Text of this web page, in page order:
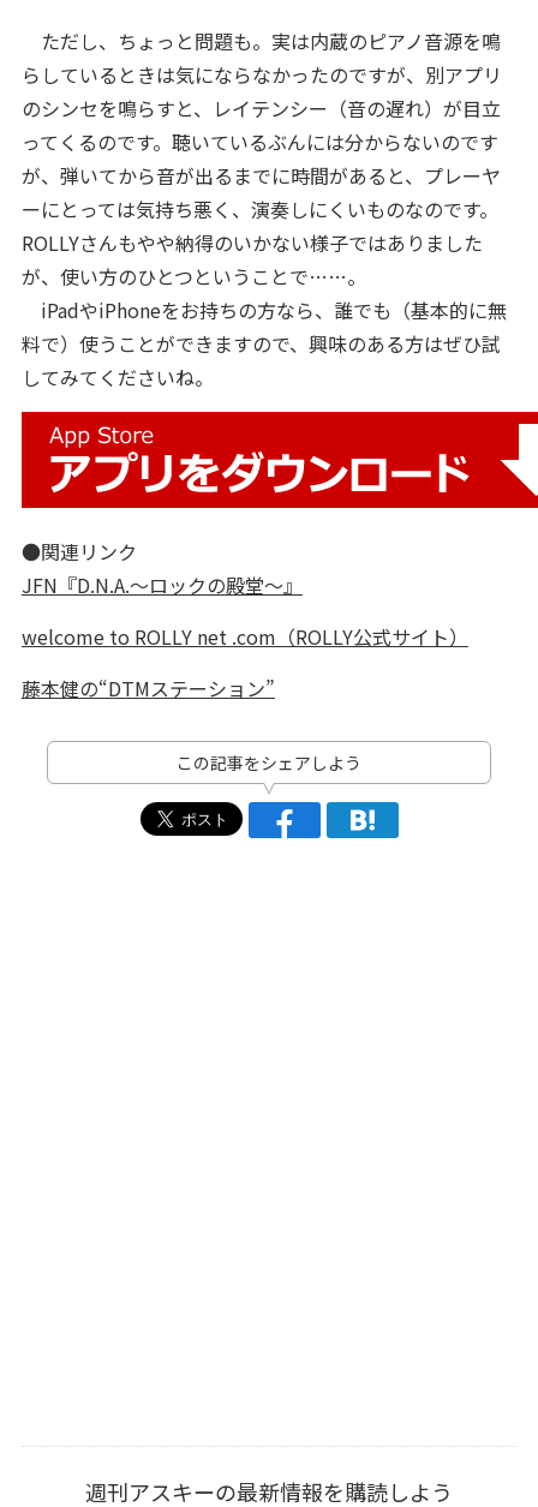
ただし、ちょっと問題も。実は内蔵のピアノ音源を鳴
らしているときは気にならなかったのですが、別アプリ
のシンセを鳴らすと、レイテンシー（音の遅れ）が目立
ってくるのです。聴いているぶんには分からないのです
が、弾いてから音が出るまでに時間があると、プレーヤ
ーにとっては気持ち悪く、演奏しにくいものなのです。
ROLLYさんもやや納得のいかない様子ではありました
が、使い方のひとつということで……。
iPadやiPhoneをお持ちの方なら、誰でも（基本的に無
料で）使うことができますので、興味のある方はぜひ試
してみてくださいね。
●関連リンク
JFN『D.N.A.～ロックの殿堂～』
welcome to ROLLY net .com（ROLLY公式サイト）
藤本健の“DTMステーション”
この記事をシェアしよう
週刊アスキーの最新情報を購読しよう